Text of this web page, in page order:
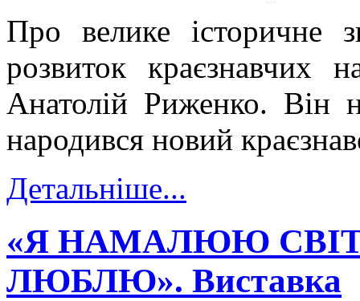
Про велике історичне
розвиток краєзнавчих
Анатолій Риженко. Він
народився новий
Детальніше...
«Я НАМАЛЮЮ
ЛЮБЛЮ». Виставка